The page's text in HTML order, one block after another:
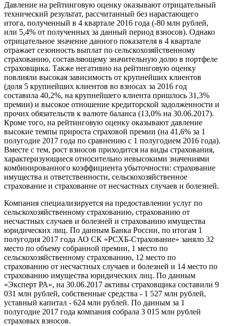
Давление на рейтинговую оценку оказывают отрицательный
технический результат, рассчитанный без нарастающего
итога, полученный в 4 квартале 2016 года (-80 млн рублей,
или 5,4% от полученных за данный период взносов). Однако
отрицательное значение данного показателя в 4 квартале
отражает сезонность выплат по сельскохозяйственному
страхованию, составляющему значительную долю в портфеле
страховщика. Также негативно на рейтинговую оценку
повлияли высокая зависимость от крупнейших клиентов
(доля 5 крупнейших клиентов во взносах за 2016 год
составила 40,2%, на крупнейшего клиента пришлось 31,3%
премии) и высокое отношение кредиторской задолженности и
прочих обязательств к валюте баланса (13,0% на 30.06.2017).
Кроме того, на рейтинговую оценку оказывают давление
высокие темпы прироста страховой премии (на 41,6% за 1
полугодие 2017 года по сравнению с 1 полугодием 2016 года).
Вместе с тем, рост взносов приходится на виды страхования,
характеризующиеся относительно невысокими значениями
комбинированного коэффициента убыточности: страхование
имущества и ответственности, сельскохозяйственное
страхование и страхование от несчастных случаев и болезней.
Компания специализируется на предоставлении услуг по
сельскохозяйственному страхованию, страхованию от
несчастных случаев и болезней и страхованию имущества
юридических лиц. По данным Банка России, по итогам 1
полугодия 2017 года АО СК «РСХБ-Страхование» заняло 32
место по объему собранной премии, 1 место по
сельскохозяйственному страхованию, 12 место по
страхованию от несчастных случаев и болезней и 14 место по
страхованию имущества юридических лиц. По данным
«Эксперт РА», на 30.06.2017 активы страховщика составили 9
031 млн рублей, собственные средства - 1 527 млн рублей,
уставный капитал - 624 млн рублей. По данным за 1
полугодие 2017 года компания собрала 3 015 млн рублей
страховых взносов.